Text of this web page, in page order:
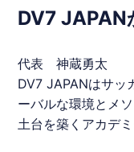
DV7 JAPAN
代表 神蔵勇太
DV7 JAPANはサッ
ーバルな環境とメ
土台を築くアカデミ